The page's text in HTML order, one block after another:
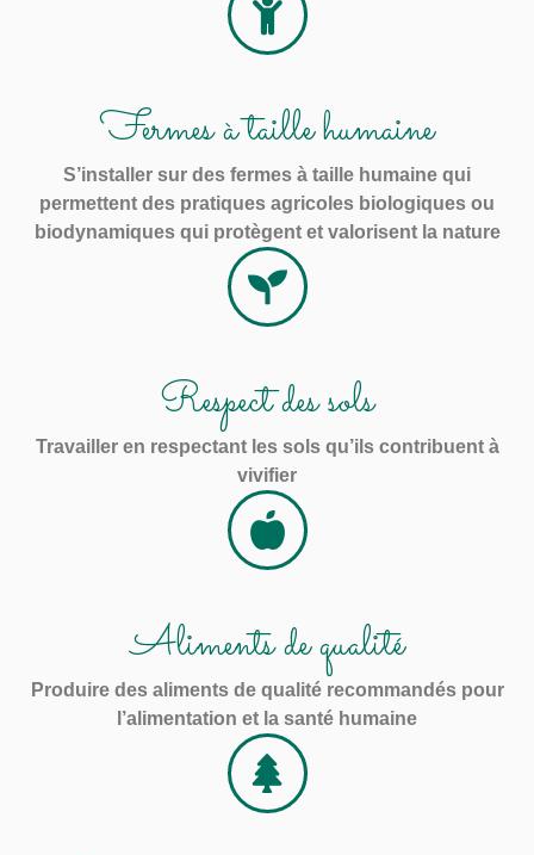
Fermes à taille humaine
S’installer sur des fermes à taille humaine qui
permettent des pratiques agricoles biologiques ou
biodynamiques qui protègent et valorisent la nature
Respect des sols
Travailler en respectant les sols qu’ils contribuent à
vivifier
Aliments de qualité
Produire des aliments de qualité recommandés pour
l’alimentation et la santé humaine